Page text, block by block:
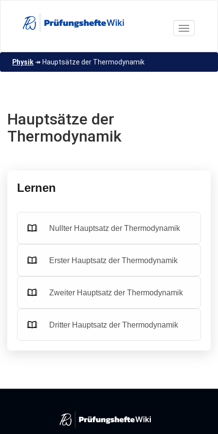
Toggle
Physik↠ Hauptsätze der Thermodynamik
Hauptsätze der
Thermodynamik
Lernen
Nullter Hauptsatz der Thermodynamik
Erster Hauptsatz der Thermodynamik
Zweiter Hauptsatz der Thermodynamik
Dritter Hauptsatz der Thermodynamik